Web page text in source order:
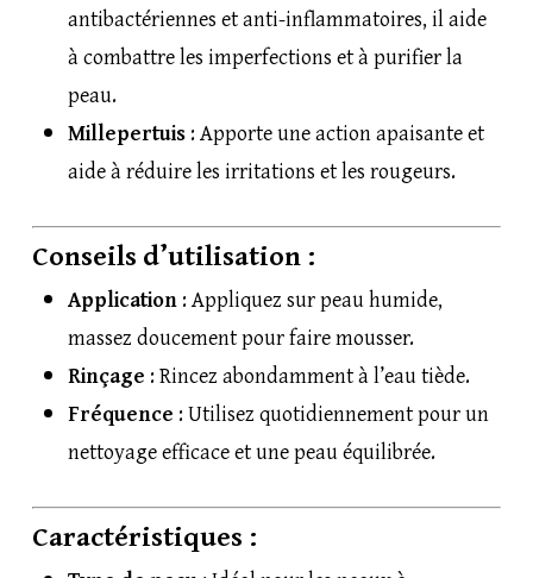
antibactériennes et anti-inflammatoires, il aide
à combattre les imperfections et à purifier la
peau.
Millepertuis: Apporte une action apaisante et
aide à réduire les irritations et les rougeurs.
Conseils d’utilisation :
Application: Appliquez sur peau humide,
massez doucement pour faire mousser.
Rinçage : Rincez abondamment à l’eau tiède.
Fréquence : Utilisez quotidiennement pour un
nettoyage efficace et une peau équilibrée.
Caractéristiques :